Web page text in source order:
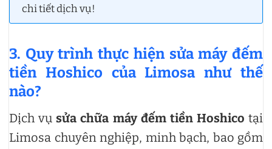
chi tiết dịch vụ!
3. Quy trình thực hiện sửa máy đếm
tiền Hoshico của Limosa như thế
nào?
Dịch vụsửa chữa máy đếm tiền Hoshico tại
Limosa chuyên nghiệp, minh bạch, bao gồm